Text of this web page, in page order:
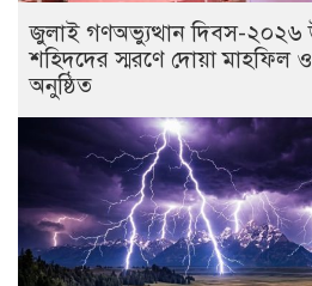
জুলাই গণঅভ্যুত্থান দিবস-২০২৬
শহিদদের স্মরণে দোয়া
অনুষ্ঠিত